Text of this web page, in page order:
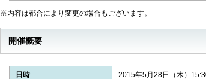
※内容は都合により変更の場合もございます。
開催概要
日時 2015年5月28日（木）